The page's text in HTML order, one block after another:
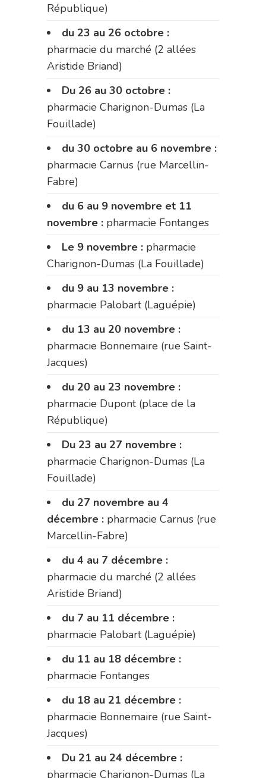
République)
du 23 au 26 octobre :
pharmacie du marché (2 allées
Aristide Briand)
Du 26 au 30 octobre :
pharmacie Charignon-Dumas (La
Fouillade)
du 30 octobre au 6 novembre :
pharmacie Carnus (rue Marcellin-
Fabre)
du 6 au 9 novembre et 11
novembre : pharmacie Fontanges
Le 9 novembre : pharmacie
Charignon-Dumas (La Fouillade)
du 9 au 13 novembre :
pharmacie Palobart (Laguépie)
du 13 au 20 novembre :
pharmacie Bonnemaire (rue Saint-
Jacques)
du 20 au 23 novembre :
pharmacie Dupont (place de la
République)
Du 23 au 27 novembre :
pharmacie Charignon-Dumas (La
Fouillade)
du 27 novembre au 4
décembre : pharmacie Carnus (rue
Marcellin-Fabre)
du 4 au 7 décembre :
pharmacie du marché (2 allées
Aristide Briand)
du 7 au 11 décembre :
pharmacie Palobart (Laguépie)
du 11 au 18 décembre :
pharmacie Fontanges
du 18 au 21 décembre :
pharmacie Bonnemaire (rue Saint-
Jacques)
Du 21 au 24 décembre :
pharmacie Charignon-Dumas (La